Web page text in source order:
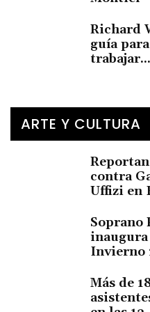
Richard
guía
trabajar...
ARTE Y CULTURA
contra
Uffizi en
Soprano
Invierno
Más de